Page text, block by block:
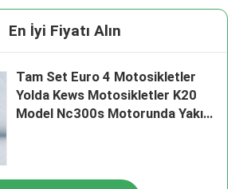
En İyi Fiyatı Alın
Tam Set Euro 4 Motosikletler
Yolda Kews Motosikletler K20
Model Nc300s Motorunda Yakıt